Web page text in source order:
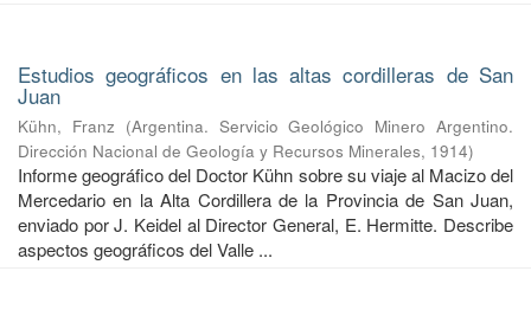
Estudios geográficos en las altas cordilleras de San
Juan
Kühn, Franz (Argentina. Servicio Geológico Minero Argentino.
Dirección Nacional de Geología y Recursos Minerales, 1914)
Informe geográfico del Doctor Kühn sobre su viaje al Macizo del
Mercedario en la Alta Cordillera de la Provincia de San Juan,
enviado por J. Keidel al Director General, E. Hermitte. Describe
aspectos geográficos del Valle ...